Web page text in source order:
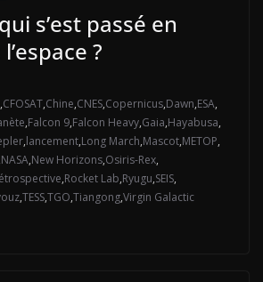
s’est passé en
?
,CFOSAT,Chine,CNES,Copernicus,Dawn,ESA,
,Falcon 9,Falcon Heavy,Gaia,Hayabusa,
,lancement,Long March,Mascot,METOP,
NASA,New Horizons,Osiris-Rex,
,Rocket Lab,Ryugu,SEIS,
,TESS,TGO,Tiangong,Virgin Galactic